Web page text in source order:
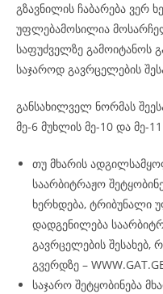
გზავნილის ჩაბარება ვერ
უფლებამოსილია
საფუძველზე გამოიტანოს
საჯაროდ გავრცელების
განსახილველ ნორმას
მე-6 მუხლის მე-10 და მე-
თუ მხარის
საარბიტრაჟო
ხერხდება, ტრიბუნალი
დადგენილება
გავრცელების შესახებ,
გვერდზე –
საჯარო შეტყობინება